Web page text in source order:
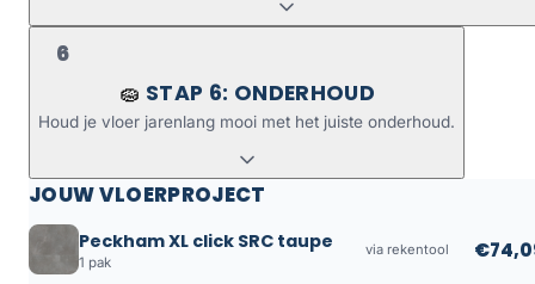
6
🧽 STAP 6: ONDERHOUD
Houd je vloer jarenlang mooi met het juiste onderhoud.
JOUW VLOERPROJECT
Peckham XL click SRC taupe
1 pak
via rekentool